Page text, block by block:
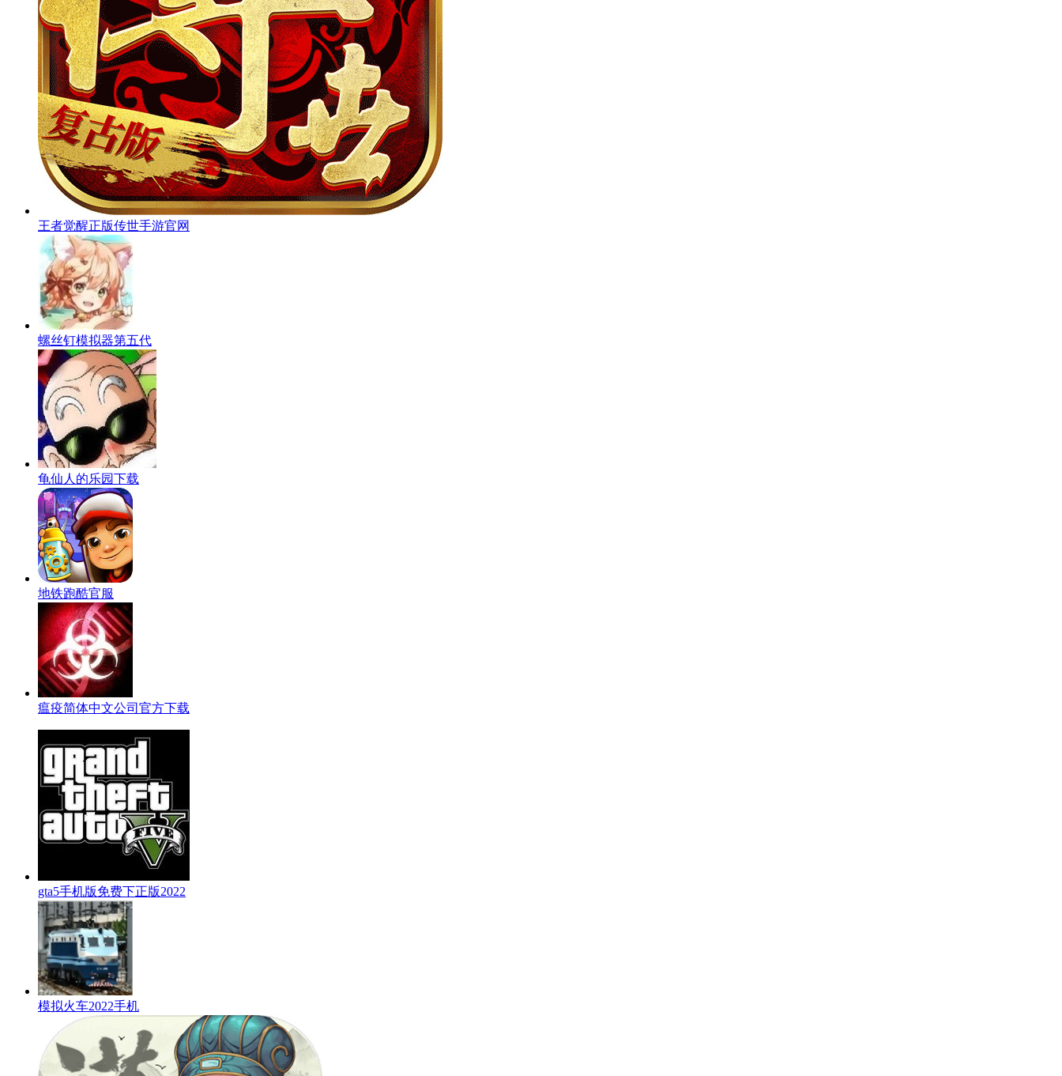
王者觉醒正版传世手游官网
螺丝钉模拟器第五代
龟仙人的乐园下载
地铁跑酷官服
瘟疫简体中文公司官方下载
gta5手机版免费下正版2022
模拟火车2022手机